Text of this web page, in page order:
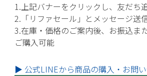
1.上記バナーをクリックし、友だち
2.「リファセール」とメッセージ送
3.在庫・価格のご案内後、お振込ま
ご購入可能
▶ 公式LINEから商品の購入・お問